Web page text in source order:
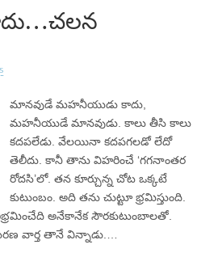
మానవుడే మహనీయుడు కాదు,
మహనీయుడే మానవుడు. కాలు తీసి కాలు
కదపలేడు. వేలయినా కదపగలడో లేదో
తెలీదు. కానీ తాను విహరించే ‘గగనాంతర
రోదసి’లో. తన కూర్చున్న చోట ఒక్కటే
కుటుంబం. అది తను చుట్టూ భ్రమిస్తుంది.
అనేకానేక సౌరకుటుంబాలతో.
వార్త తానే విన్నాడు.…